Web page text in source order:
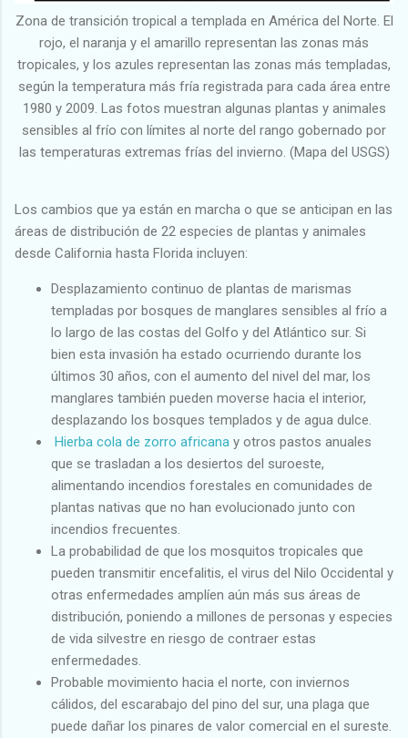
Zona de transición tropical a templada en América del Norte. El
rojo, el naranja y el amarillo representan las zonas más
tropicales, y los azules representan las zonas más templadas,
según la temperatura más fría registrada para cada área entre
1980 y 2009. Las fotos muestran algunas plantas y animales
sensibles al frío con límites al norte del rango gobernado por
las temperaturas extremas frías del invierno. (Mapa del USGS)
Los cambios que ya están en marcha o que se anticipan en las
áreas de distribución de 22 especies de plantas y animales
desde California hasta Florida incluyen:
Desplazamiento continuo de plantas de marismas
templadas por bosques de manglares sensibles al frío a
lo largo de las costas del Golfo y del Atlántico sur. Si
bien esta invasión ha estado ocurriendo durante los
últimos 30 años, con el aumento del nivel del mar, los
manglares también pueden moverse hacia el interior,
desplazando los bosques templados y de agua dulce.
Hierba cola de zorro africana y otros pastos anuales
que se trasladan a los desiertos del suroeste,
alimentando incendios forestales en comunidades de
plantas nativas que no han evolucionado junto con
incendios frecuentes.
La probabilidad de que los mosquitos tropicales que
pueden transmitir encefalitis, el virus del Nilo Occidental y
otras enfermedades amplíen aún más sus áreas de
distribución, poniendo a millones de personas y especies
de vida silvestre en riesgo de contraer estas
enfermedades.
Probable movimiento hacia el norte, con inviernos
cálidos, del escarabajo del pino del sur, una plaga que
puede dañar los pinares de valor comercial en el sureste.